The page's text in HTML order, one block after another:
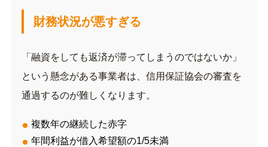
財務状況が悪すぎる
「融資をしても返済が滞ってしまうのではないか」
という懸念がある事業者は、信用保証協会の審査を
通過するのが難しくなります。
複数年の継続した赤字
年間利益が借入希望額の1/5未満